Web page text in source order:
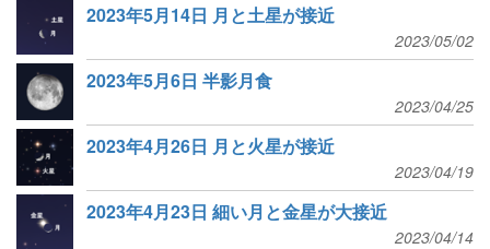
2023年5月14日 月と土星が接近
2023/05/02
2023年5月6日 半影月食
2023/04/25
2023年4月26日 月と火星が接近
2023/04/19
2023年4月23日 細い月と金星が大接近
2023/04/14